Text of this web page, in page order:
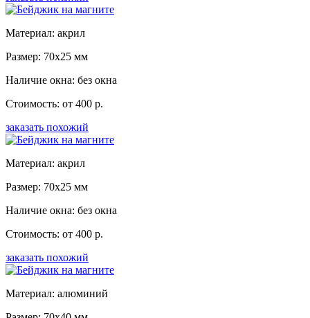
Материал: акрил
Размер: 70x25 мм
Наличие окна: без окна
Стоимость: от 400 р.
заказать похожий
Материал: акрил
Размер: 70x25 мм
Наличие окна: без окна
Стоимость: от 400 р.
заказать похожий
Материал: алюминий